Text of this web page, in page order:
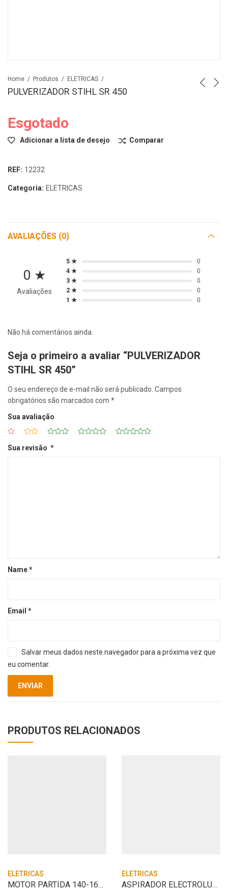
Home Produtos ELETRICAS
PULVERIZADOR STIHL SR 450
Esgotado
Adicionar a lista de desejo Comparar
REF: 12232
Categoria: ELETRICAS
AVALIAÇÕES (0)
0 ★
Avaliações
5 ★
0
4 ★
0
3 ★
0
2 ★
0
1 ★
0
Não há comentários ainda.
Seja o primeiro a avaliar “PULVERIZADOR
STIHL SR 450”
O seu endereço de e-mail não será publicado. Campos
obrigatórios são marcados com *
Sua avaliação
Sua revisão *
Name*
Email *
Salvar meus dados neste navegador para a próxima vez que
eu comentar.
PRODUTOS RELACIONADOS
ELETRICAS
MOTOR PARTIDA 140-165 FORTH
ELETRICAS
ASPIRADOR ELECTROLUX GT-30N PROF. 220V